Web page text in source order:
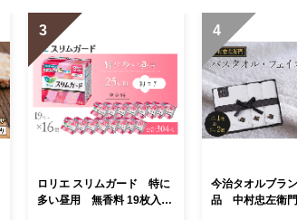
3
ロリエ スリムガード 特に
多い昼用 無香料 19枚入り
4
今治タオルブラ
品 中村忠左衛